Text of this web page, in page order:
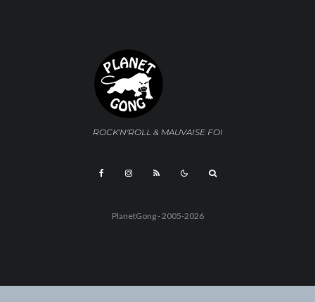
ROCK'N'ROLL & MAUVAISE FOI
PlanetGong - 2005-2026